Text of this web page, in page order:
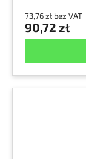
73,76 zł bez VAT
90,72 zł